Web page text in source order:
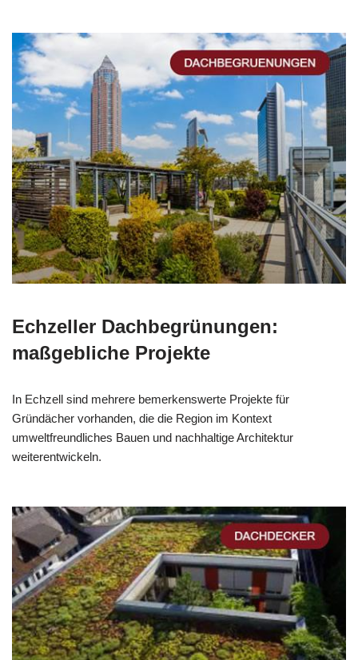
Echzeller Dachbegrünungen:
maßgebliche Projekte
In Echzell sind mehrere bemerkenswerte Projekte für
Gründächer vorhanden, die die Region im Kontext
umweltfreundliches Bauen und nachhaltige Architektur
weiterentwickeln.